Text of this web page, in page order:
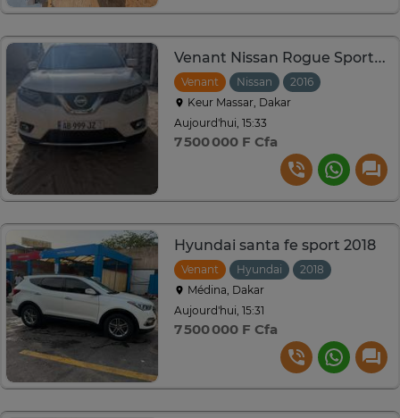
Venant Nissan Rogue Sport 2016
Venant Nissan 2016
Keur Massar, Dakar
Aujourd'hui, 15:33
7 500 000 F Cfa
Hyundai santa fe sport 2018
Venant Hyundai 2018
Médina, Dakar
Aujourd'hui, 15:31
7 500 000 F Cfa